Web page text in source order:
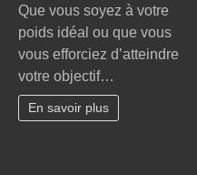
Que vous soyez à votre
poids idéal ou que vous
vous efforciez d’atteindre
votre objectif…
En savoir plus